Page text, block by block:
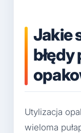
Jakie
Utylizacja
wieloma